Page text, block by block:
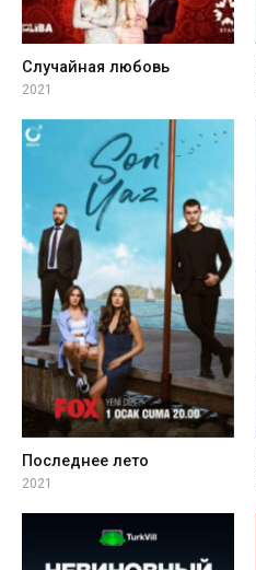
Случайная любовь
2021
Последнее лето
2021